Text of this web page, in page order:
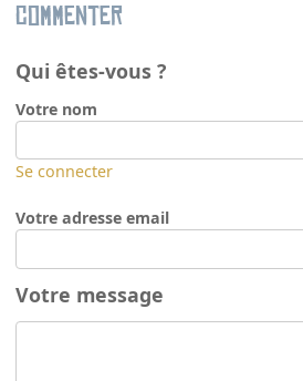
Commenter
Qui êtes-vous ?
Votre nom
Se connecter
Votre adresse email
Votre message